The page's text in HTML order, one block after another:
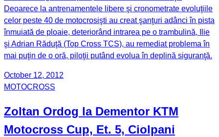
Deoarece la antrenamentele libere şi cronometrate evoluţiile
celor peste 40 de motocrosişti au creat şanţuri adânci în pista
înmuiată de ploaie, deteriorând intrarea pe o trambulină, Ilie
şi Adrian Răduţă (Top Cross TCS), au remediat problema în
mai puţin de o oră, piloţii putând evolua în deplină siguranţă.
October 12, 2012
MOTOCROSS
Zoltan Ordog la Dementor KTM
Motocross Cup, Et. 5, Ciolpani